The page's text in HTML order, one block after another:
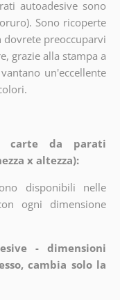
autoadesive sono
Sono ricoperte
preoccuparvi
grazie alla stampa a
un'eccellente
carte da parati
x altezza):
disponibili nelle
ogni dimensione
- dimensioni
cambia solo la